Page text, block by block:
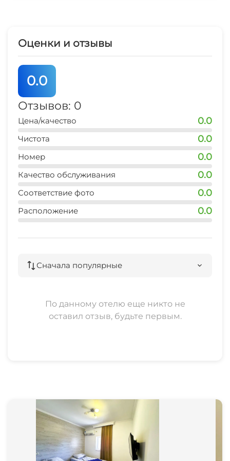
2 мин
Оценки и отзывы
0.0
Отзывов: 0
Цена/качество 0.0
Чистота 0.0
Номер 0.0
Качество обслуживания 0.0
Соответствие фото 0.0
Расположение 0.0
Сначала популярные
По данному отелю еще никто не
оставил отзыв, будьте первым.